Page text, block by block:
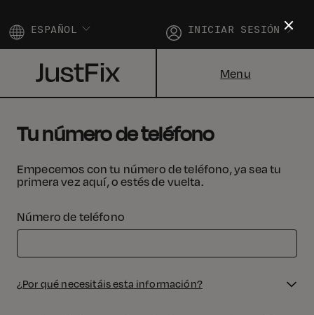
INICIAR SESIÓN
ESPAÑOL
Menu
Tu número de teléfono
Empecemos con tu número de teléfono, ya sea tu
primera vez aquí, o estés de vuelta.
Número de teléfono
¿Por qué necesitáis esta información?